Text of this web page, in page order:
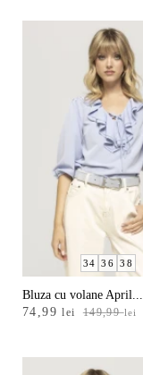
149,99 lei.
34 36 38
Bluza cu volane April...
149,99lei
Prețul
74,99lei
Prețul